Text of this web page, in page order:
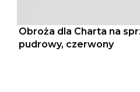
Obroża dla Charta na
pudrowy, czerwony